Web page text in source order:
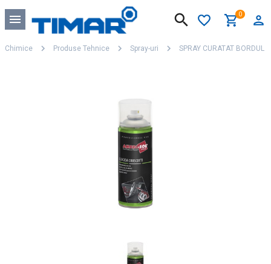
0
Chimice Produse Tehnice Spray-uri SPRAY CURATAT BORDUL